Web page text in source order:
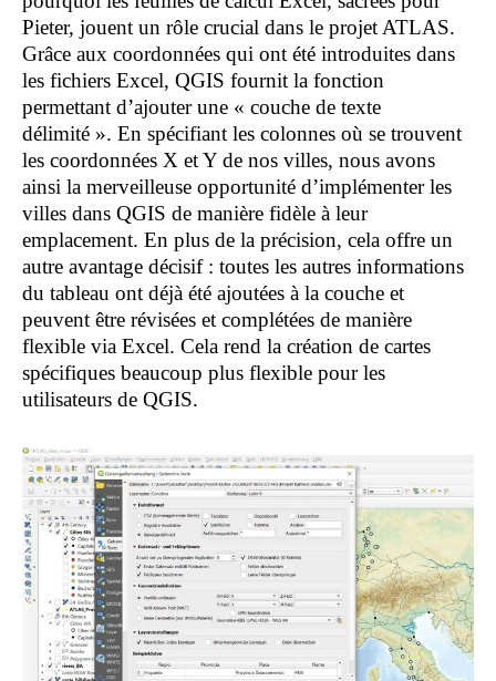
Pieter, jouent un rôle crucial dans le projet ATLAS.
Grâce aux coordonnées qui ont été introduites dans
les fichiers Excel, QGIS fournit la fonction
permettant d’ajouter une « couche de texte
délimité ». En spécifiant les colonnes où se trouvent
les coordonnées X et Y de nos villes, nous avons
ainsi la merveilleuse opportunité d’implémenter les
villes dans QGIS de manière fidèle à leur
emplacement. En plus de la précision, cela offre un
autre avantage décisif : toutes les autres informations
du tableau ont déjà été ajoutées à la couche et
peuvent être révisées et complétées de manière
flexible via Excel. Cela rend la création de cartes
spécifiques beaucoup plus flexible pour les
utilisateurs de QGIS.